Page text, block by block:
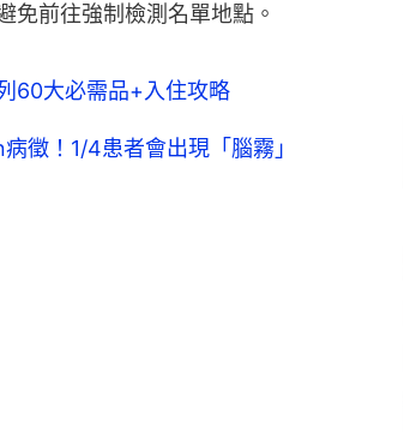
免前往強制檢測名單地點。
60大必需品+入住攻略
徵！1/4患者會出現「腦霧」